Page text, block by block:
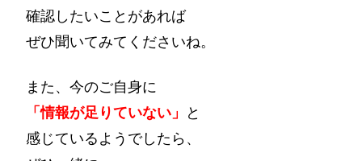
確認したいことがあれば
ぜひ聞いてみてくださいね。
また、今のご自身に
「情報が足りていない」 と
感じているようでしたら、